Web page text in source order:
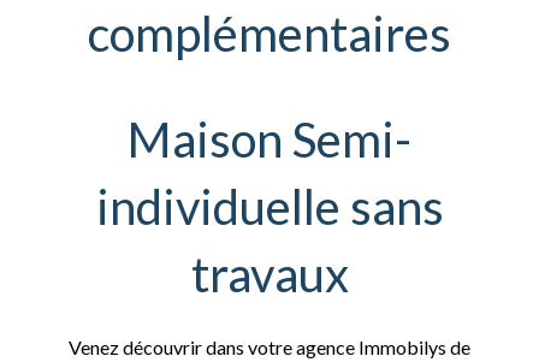
complémentaires
Maison Semi-
individuelle sans
travaux
Venez découvrir dans votre agence Immobilys de